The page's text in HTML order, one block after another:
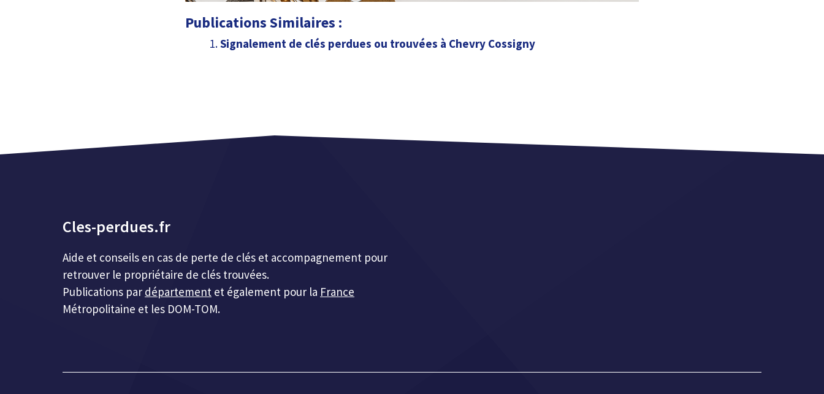
Publications Similaires :
Signalement de clés perdues ou trouvées à Chevry Cossigny
Cles-perdues.fr
Aide et conseils en cas de perte de clés et accompagnement pour
retrouver le propriétaire de clés trouvées.
Publications par département et également pour la France
Métropolitaine et les DOM-TOM.